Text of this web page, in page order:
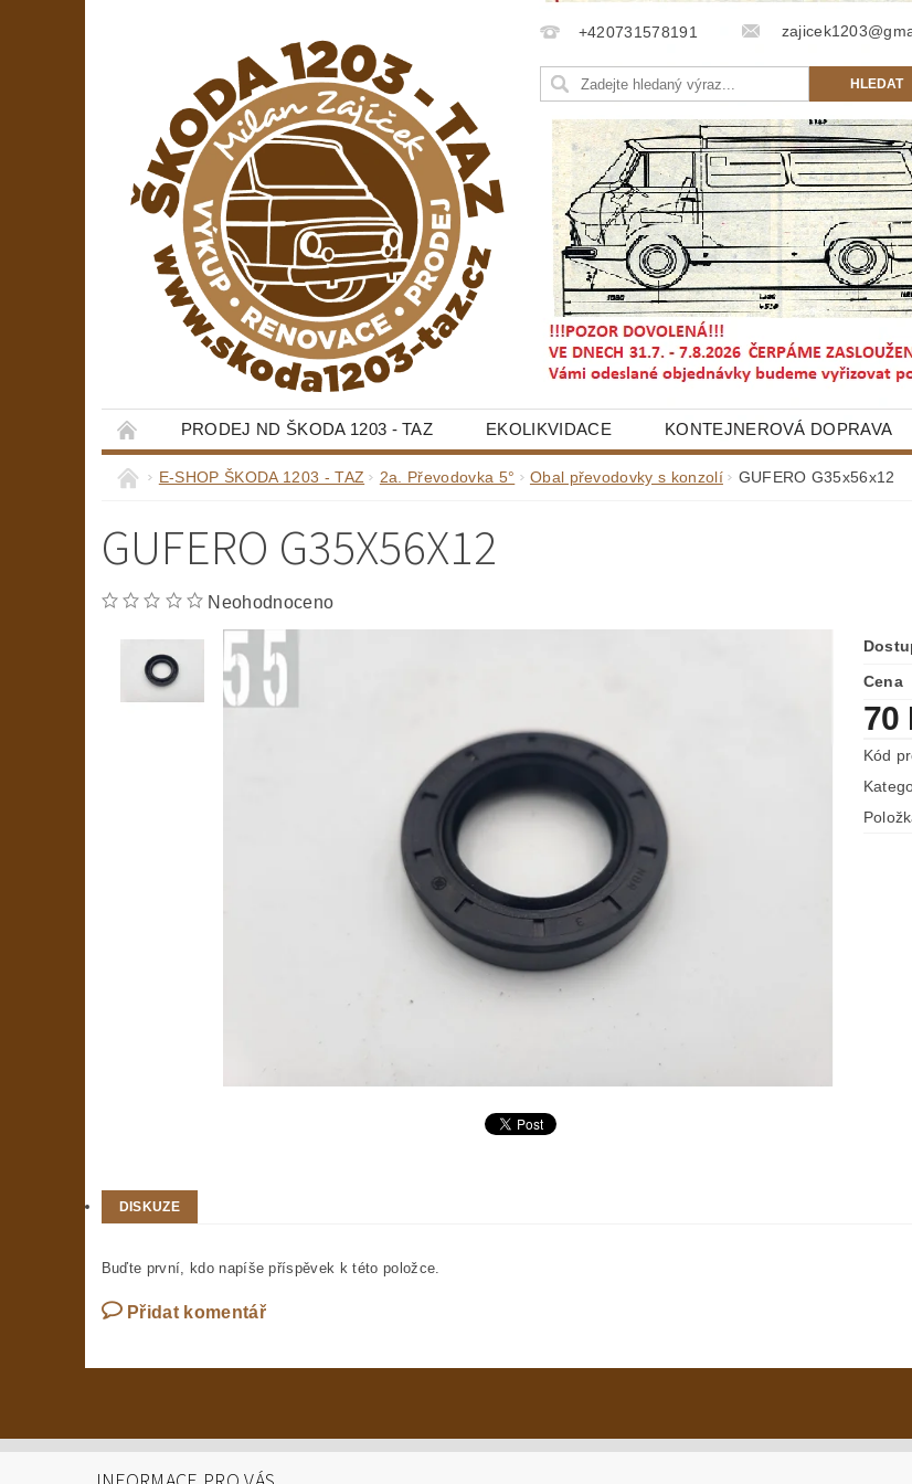
+420731578191
PRODEJ ND ŠKODA 1203 - TAZ EKOLIKVIDACE KONTEJNEROVÁ DOPRAVA
E-SHOP ŠKODA 1203 - TAZ 2a. Převodovka 5° Obal převodovky s konzolí GUFERO G35x56x12
GUFERO G35X56X12
Neohodnoceno
Cena
70
Kód
DISKUZE
Buďte první, kdo napíše příspěvek k této položce.
Přidat komentář